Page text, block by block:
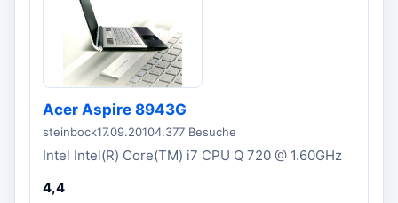
Acer Aspire 8943G
steinbock17.09.20104.377 Besuche
Intel Intel(R) Core(TM) i7 CPU Q 720 @ 1.60GHz
4,4